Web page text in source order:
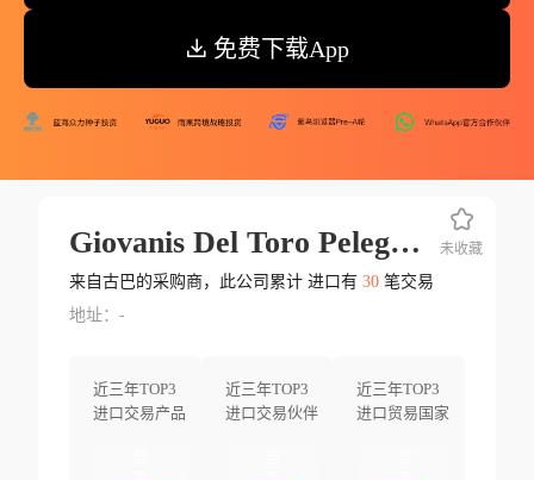
免费下载App
Giovanis Del Toro Pelegrin
来自古巴的采购商，此公司累计 进口有 30笔交易
地址：-
近三年TOP3
进口交易产品
近三年TOP3
进口交易伙伴
近三年TOP3
进口贸易国家
未收藏